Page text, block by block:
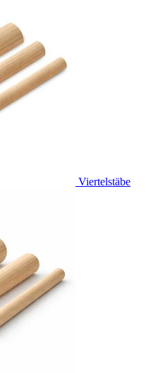
Viertelstäbe